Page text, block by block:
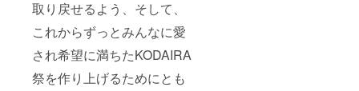
取り戻せるよう、そして、
これからずっとみんなに愛
され希望に満ちたKODAIRA
祭を作り上げるためにとも